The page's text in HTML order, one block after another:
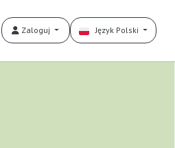
Zaloguj Język Polski